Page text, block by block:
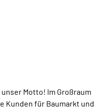
unser Motto! Im Großraum
Kunden für Baumarkt und